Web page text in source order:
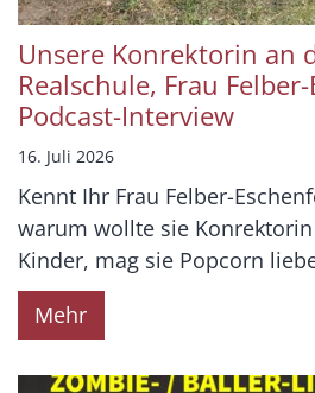
Unsere Konrektorin an
Realschule, Frau
Podcast-Interview
16. Juli 2026
Kennt Ihr Frau Felber-
warum wollte sie
Kinder, mag sie Popcorn
Mehr